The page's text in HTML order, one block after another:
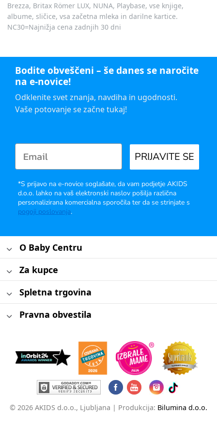
Brezza, Britax Römer LUX, NUNA, Playbase, vse knjige,
albume, sličice, vsa začetna mleka in darilne kartice.
NC30=Najnižja cena zadnjih 30 dni
Bodite obveščeni – še danes se naročite
na e-novice!
Odklenite svet znanja, navdiha in ugodnosti.
Vaše potovanje se začne tukaj!
PRIJAVITE SE
*S prijavo na e-novice soglašate, da vam podjetje AKIDS
d.o.o. lahko na vaš elektronski naslov pošilja različna
personalizirana komercialna sporočila ter da se strinjate s
pogoji poslovanja.
O Baby Centru
Za kupce
Spletna trgovina
Pravna obvestila
© 2026 AKIDS d.o.o., Ljubljana | Produkcija: Bilumina d.o.o.